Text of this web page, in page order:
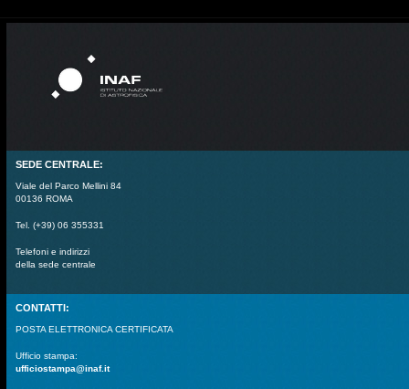
SEDE CENTRALE:
Viale del Parco Mellini 84
00136 ROMA
Tel. (+39) 06 355331
Telefoni e indirizzi
della sede centrale
CONTATTI:
POSTA ELETTRONICA CERTIFICATA
Ufficio stampa:
ufficiostampa@inaf.it